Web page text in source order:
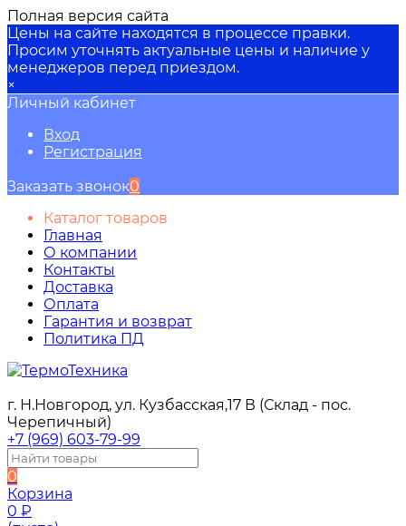
Полная версия сайта
Цены на сайте находятся в процессе правки.
Просим уточнять актуальные цены и наличие у
менеджеров перед приездом.
×
Личный кабинет
Вход
Регистрация
Заказать звонок0
Каталог товаров
Главная
О компании
Контакты
Доставка
Оплата
Гарантия и возврат
Политика ПД
г. Н.Новгород, ул. Кузбасская,17 В (Склад - пос.
Черепичный)
+7 (969) 603-79-99
0
Корзина
0 ₽